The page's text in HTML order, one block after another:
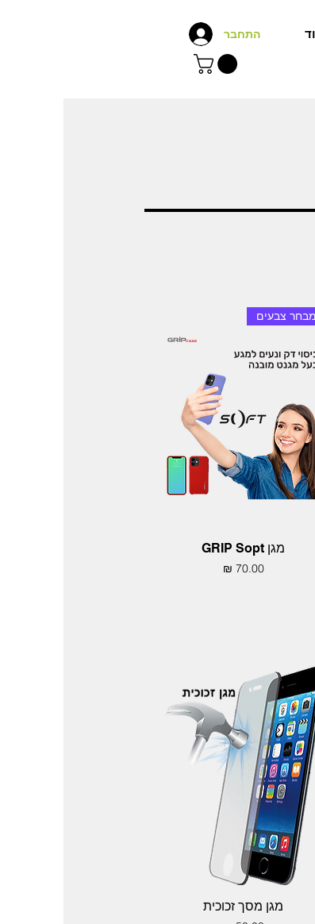
התחבר
תצוגה מהירה
מבחר צבעים
מגן GRIP Sopt
מחיר‏70.00 ‏₪
תצוגה מהירה
מגן מסך זכוכית